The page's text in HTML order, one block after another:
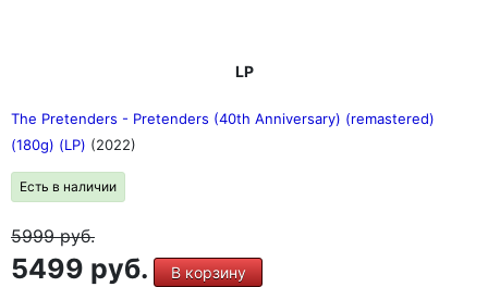
LP
The Pretenders - Pretenders (40th Anniversary) (remastered)
(180g) (LP) (2022)
Есть в наличии
5999руб.
5499 руб. В корзину